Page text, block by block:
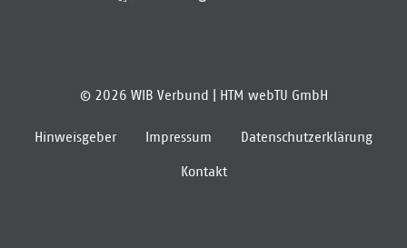
© 2026 WIB Verbund | HTM webTU GmbH
Hinweisgeber Impressum Datenschutzerklärung
Kontakt